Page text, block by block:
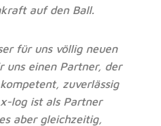
auf den Ball.
für uns völlig neuen
uns einen Partner, der
zuverlässig
log ist als Partner
aber gleichzeitig,